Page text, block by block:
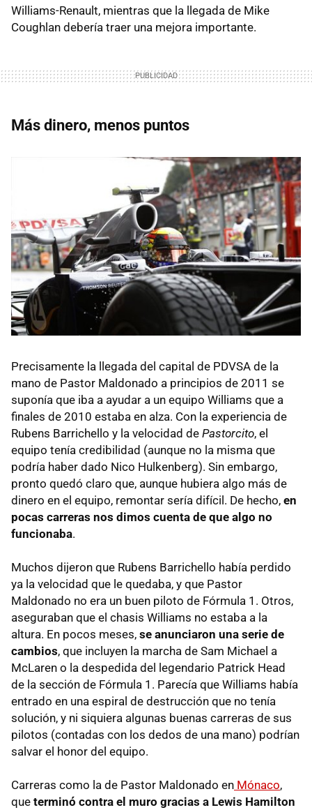
Williams-Renault, mientras que la llegada de Mike
Coughlan debería traer una mejora importante.
Más dinero, menos puntos
Precisamente la llegada del capital de PDVSA de la
mano de Pastor Maldonado a principios de 2011 se
suponía que iba a ayudar a un equipo Williams que a
finales de 2010 estaba en alza. Con la experiencia de
Rubens Barrichello y la velocidad de Pastorcito, el
equipo tenía credibilidad (aunque no la misma que
podría haber dado Nico Hulkenberg). Sin embargo,
pronto quedó claro que, aunque hubiera algo más de
dinero en el equipo, remontar sería difícil. De hecho, en
pocas carreras nos dimos cuenta de que algo no
funcionaba.
Muchos dijeron que Rubens Barrichello había perdido
ya la velocidad que le quedaba, y que Pastor
Maldonado no era un buen piloto de Fórmula 1. Otros,
aseguraban que el chasis Williams no estaba a la
altura. En pocos meses, se anunciaron una serie de
cambios, que incluyen la marcha de Sam Michael a
McLaren o la despedida del legendario Patrick Head
de la sección de Fórmula 1. Parecía que Williams había
entrado en una espiral de destrucción que no tenía
solución, y ni siquiera algunas buenas carreras de sus
pilotos (contadas con los dedos de una mano) podrían
salvar el honor del equipo.
Carreras como la de Pastor Maldonado en Mónaco,
que terminó contra el muro gracias a Lewis Hamilton